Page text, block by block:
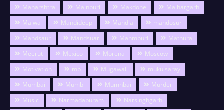
Maharshtra
Mainpuri Makdone
Malhargarh
Malwa
Mandideep Mandla
mandosur
Mandsaur
Mandsuar Manmpuri
Mathura
Meerut
Mexico Morena
Moscow
Motivation
mp Mugawali
mukulsaray
Mumbai
Mumbi Mumnbai
Murder
Music
Narmadapuram
Narsinghgarh